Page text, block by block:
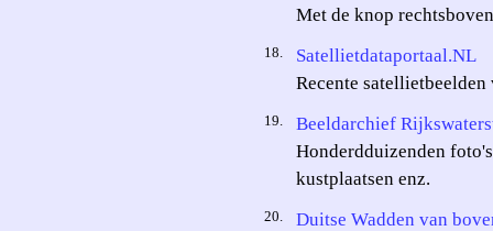
Met de knop
18.
Satellietdataportaal.NL
Recente satellietbeelden
19.
Beeldarchief
Honderdduizenden
kustplaatsen enz.
20. Duitse Wadden van